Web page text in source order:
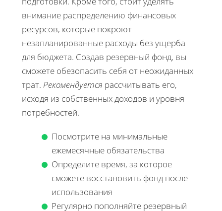
внимание распределению финансовых
ресурсов, которые покроют
незапланированные расходы без ущерба
для бюджета. Создав резервный фонд, вы
сможете обезопасить себя от неожиданных
трат. Рекомендуется рассчитывать его,
исходя из собственных доходов и уровня
потребностей.
Посмотрите на минимальные
ежемесячные обязательства
Определите время, за которое
сможете восстановить фонд после
использования
Регулярно пополняйте резервный